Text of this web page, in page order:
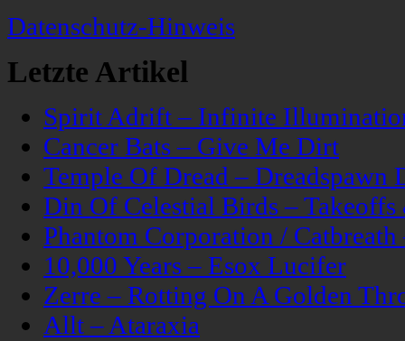
Datenschutz-Hinweis
Letzte Artikel
Spirit Adrift – Infinite
Cancer Bats – Give Me Dirt
Temple Of Dread – Dreadspawn
Din Of Celestial Birds –
Phantom Corporation /
10,000 Years – Esox Lucifer
Zerre – Rotting On A Golden
Allt – Ataraxia